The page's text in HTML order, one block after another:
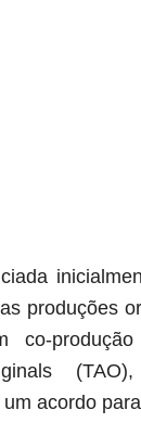
produções
co-
acordo